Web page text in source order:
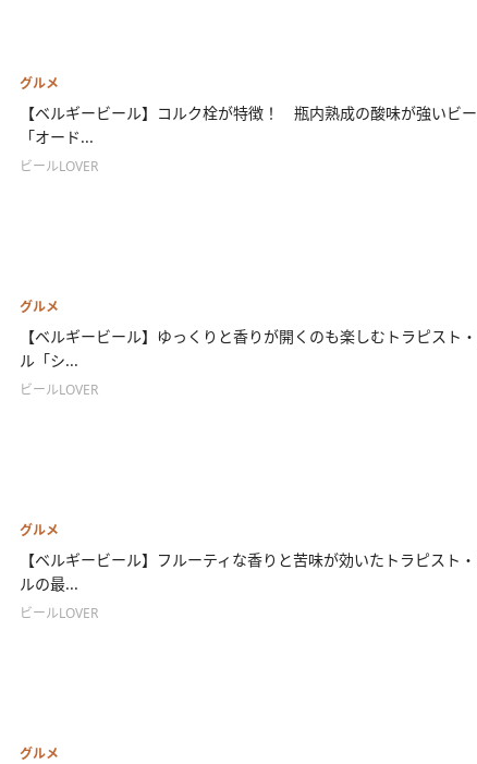
グルメ
【ベルギービール】コルク栓が特徴！ 瓶内熟成の酸味が強いビ
「オード...
ビールLOVER
グルメ
【ベルギービール】ゆっくりと香りが開くのも楽しむトラピスト
ル「シ...
ビールLOVER
グルメ
【ベルギービール】フルーティな香りと苦味が効いたトラピスト
ルの最...
ビールLOVER
グルメ